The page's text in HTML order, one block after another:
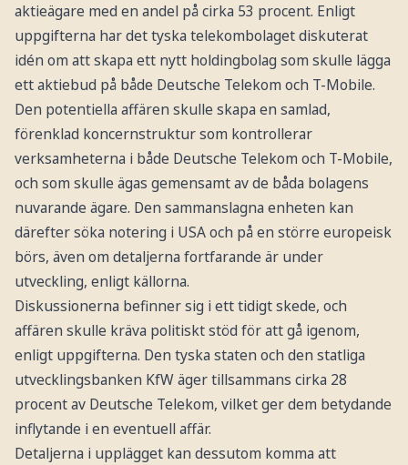
aktieägare med en andel på cirka 53 procent. Enligt
uppgifterna har det tyska telekombolaget diskuterat
idén om att skapa ett nytt holdingbolag som skulle lägga
ett aktiebud på både Deutsche Telekom och T-Mobile.
Den potentiella affären skulle skapa en samlad,
förenklad koncernstruktur som kontrollerar
verksamheterna i både Deutsche Telekom och T-Mobile,
och som skulle ägas gemensamt av de båda bolagens
nuvarande ägare. Den sammanslagna enheten kan
därefter söka notering i USA och på en större europeisk
börs, även om detaljerna fortfarande är under
utveckling, enligt källorna.
Diskussionerna befinner sig i ett tidigt skede, och
affären skulle kräva politiskt stöd för att gå igenom,
enligt uppgifterna. Den tyska staten och den statliga
utvecklingsbanken KfW äger tillsammans cirka 28
procent av Deutsche Telekom, vilket ger dem betydande
inflytande i en eventuell affär.
Detaljerna i upplägget kan dessutom komma att